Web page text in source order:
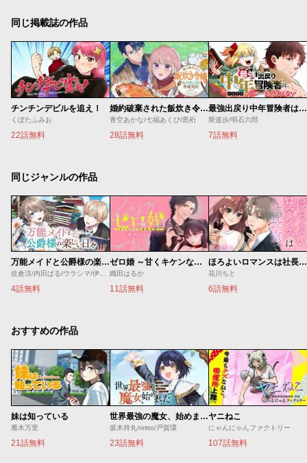
同じ掲載誌の作品
チンチンデビルを追え！
くぼたふみお
22話無料
婚約破棄された飯炊き令嬢の私は冷酷公爵と専属契約しました～ですが胃袋を掴んだ結果、冷たかった公爵様がどんどん優しくなっています～
青空あかな/七福あくび/黒裄
28話無料
最強出戻り中年冒険者は、今さら命なんてかけたくない
斯道歩/明石六郎
7話無料
同じジャンルの作品
万能メイドと公爵様の楽しい日々
佐倉涼/内田ぱる/ウラシマ/伊藤テリヤキ
4話無料
ゼロ婚 ～甘くキケンな極秘任務～
織田はるか
11話無料
ほろよいロマンスは社長室で
花川ちと
6話無料
おすすめの作品
妹は知っている
雁木万里
21話無料
世界最強の魔女、始めました ～私だけ『攻略サイト』を見れる世界で自由に生きます～
坂木持丸/riritto/戸賀環
23話無料
ヤニねこ
にゃんにゃんファクトリー
107話無料